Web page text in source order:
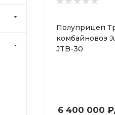
Полуприцеп
комбайновоз
JTB-30
6 400 000 ₽